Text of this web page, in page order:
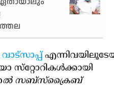
വാട്‌സാപ്പ്
സ്‌റ്റോറികള്‍ക്കായി
ല്‍ സബ്‌സ്‌ക്രൈബ്